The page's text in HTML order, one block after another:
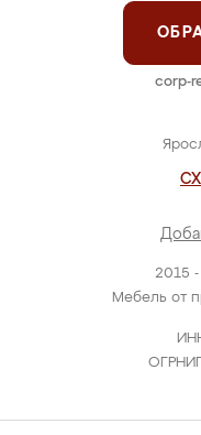
2015
Мебель от
corp-